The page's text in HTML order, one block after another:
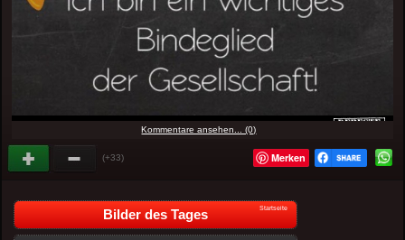
Kommentare ansehen... (0)
(+33) Merken
Bilder des Tages Startseite